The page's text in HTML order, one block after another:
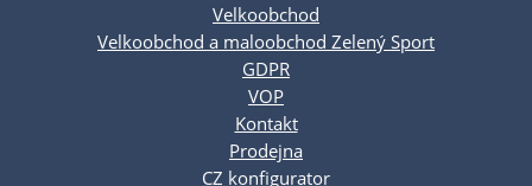
Velkoobchod
Velkoobchod a maloobchod Zelený Sport
GDPR
VOP
Kontakt
Prodejna
CZ konfigurator